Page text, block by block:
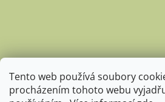
Tento web používá soubory
procházením tohoto webu
Favicon